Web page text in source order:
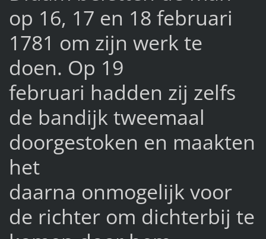
op 16, 17 en 18 februari
1781 om zijn werk te
doen. Op 19
februari hadden zij zelfs
de bandijk tweemaal
doorgestoken en maakten
het
daarna onmogelijk voor
de richter om dichterbij te